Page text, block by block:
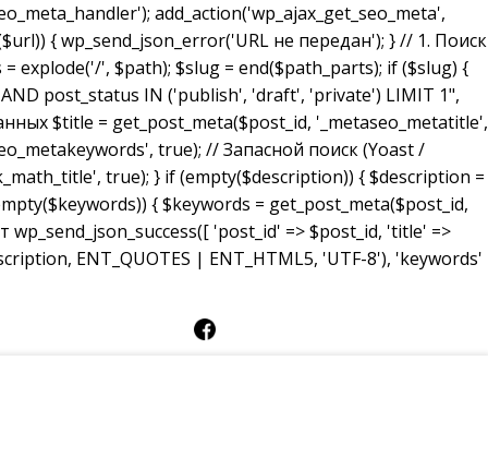
add_action('wp_ajax_get_seo_meta',
{ wp_send_json_error('URL не передан'); } // 1. Поиск
explode('/', $path); $slug = end($path_parts); if ($slug) {
AND post_status IN ('publish', 'draft', 'private') LIMIT 1",
$title = get_post_meta($post_id, '_metaseo_metatitle',
true); // Запасной поиск (Yoast /
true); } if (empty($description)) { $description =
{ $keywords = get_post_meta($post_id,
'post_id' => $post_id, 'title' =>
ENT_QUOTES | ENT_HTML5, 'UTF-8'), 'keywords'